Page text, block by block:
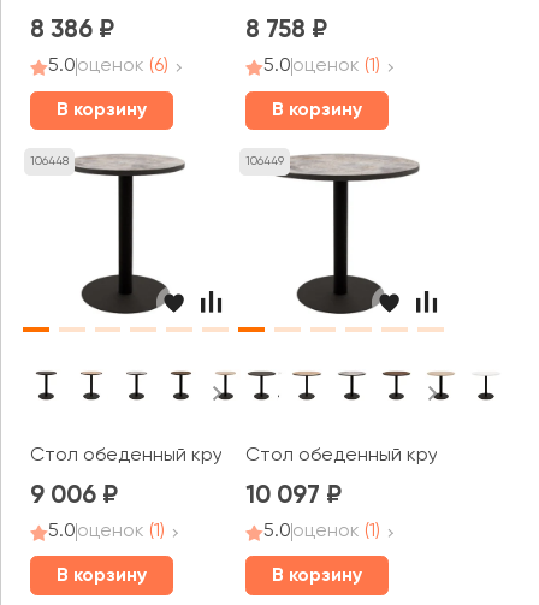
8 386
5.0оценок (6)
В корзину
8 758
5.0оценок (1)
В корзину
106448
Стол обеденный круглый РАДИУС / RADIUS
9 006
5.0оценок (1)
В корзину
106449
Стол обеденный круглый
10 097
5.0оценок (1)
В корзину